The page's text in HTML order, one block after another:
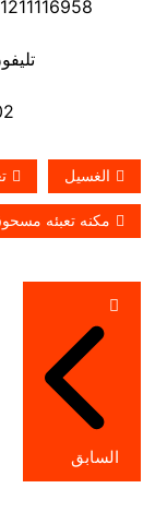
تليفون
002
الغسيل
مكنه تعبئه
تصفّح
المقالات
السابق